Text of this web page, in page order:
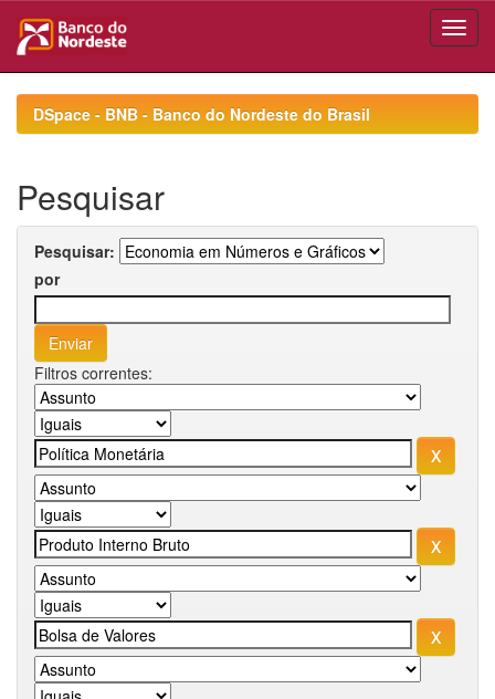
navigationDSpace - BNB - Banco do Nordeste do Brasil
Pesquisar
Pesquisar:
por
Filtros correntes: